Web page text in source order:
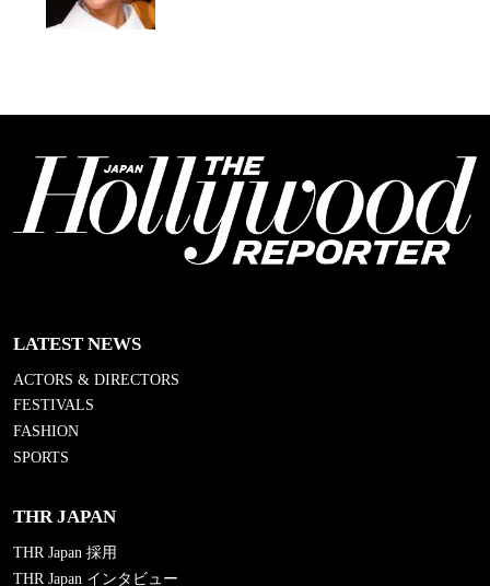
LATEST NEWS
ACTORS & DIRECTORS
FESTIVALS
FASHION
SPORTS
THR JAPAN
THR Japan 採用
THR Japan インタビュー